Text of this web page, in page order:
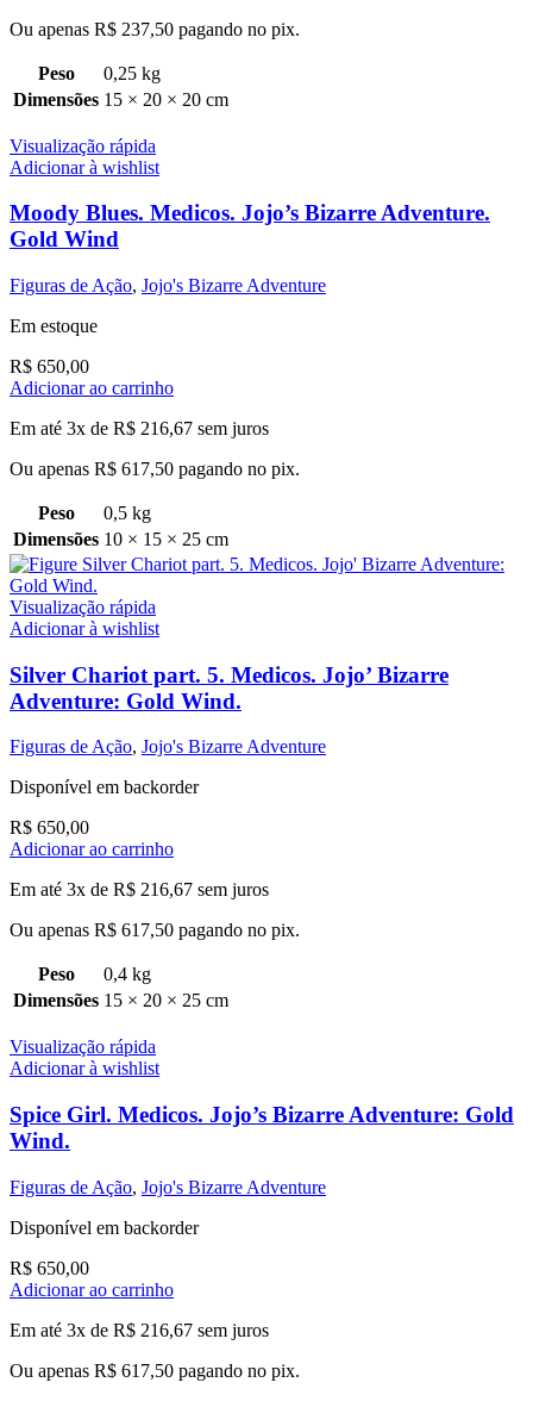
Ou apenas R$ 237,50 pagando no pix.
Peso
0,25 kg
Dimensões 15 × 20 × 20 cm
Visualização rápida
Adicionar à wishlist
Moody Blues. Medicos. Jojo’s Bizarre Adventure.
Gold Wind
Figuras de Ação, Jojo's Bizarre Adventure
Em estoque
R$ 650,00
Adicionar ao carrinho
Em até 3x de R$ 216,67 sem juros
Ou apenas R$ 617,50 pagando no pix.
Peso
0,5 kg
Dimensões 10 × 15 × 25 cm
Visualização rápida
Adicionar à wishlist
Silver Chariot part. 5. Medicos. Jojo’ Bizarre
Adventure: Gold Wind.
Figuras de Ação, Jojo's Bizarre Adventure
Disponível em backorder
R$ 650,00
Adicionar ao carrinho
Em até 3x de R$ 216,67 sem juros
Ou apenas R$ 617,50 pagando no pix.
Peso
0,4 kg
Dimensões 15 × 20 × 25 cm
Visualização rápida
Adicionar à wishlist
Spice Girl. Medicos. Jojo’s Bizarre Adventure: Gold
Wind.
Figuras de Ação, Jojo's Bizarre Adventure
Disponível em backorder
R$ 650,00
Adicionar ao carrinho
Em até 3x de R$ 216,67 sem juros
Ou apenas R$ 617,50 pagando no pix.